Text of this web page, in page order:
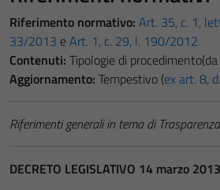
Riferimento normativo: Art. 35, c. 1,
33/2013 eArt. 1, c. 29, l. 190/2012
Contenuti: Tipologie di
Aggiornamento: Tempestivo (ex art. 8,
Riferimenti generali in tema di Trasparenza
DECRETO LEGISLATIVO 14 marzo